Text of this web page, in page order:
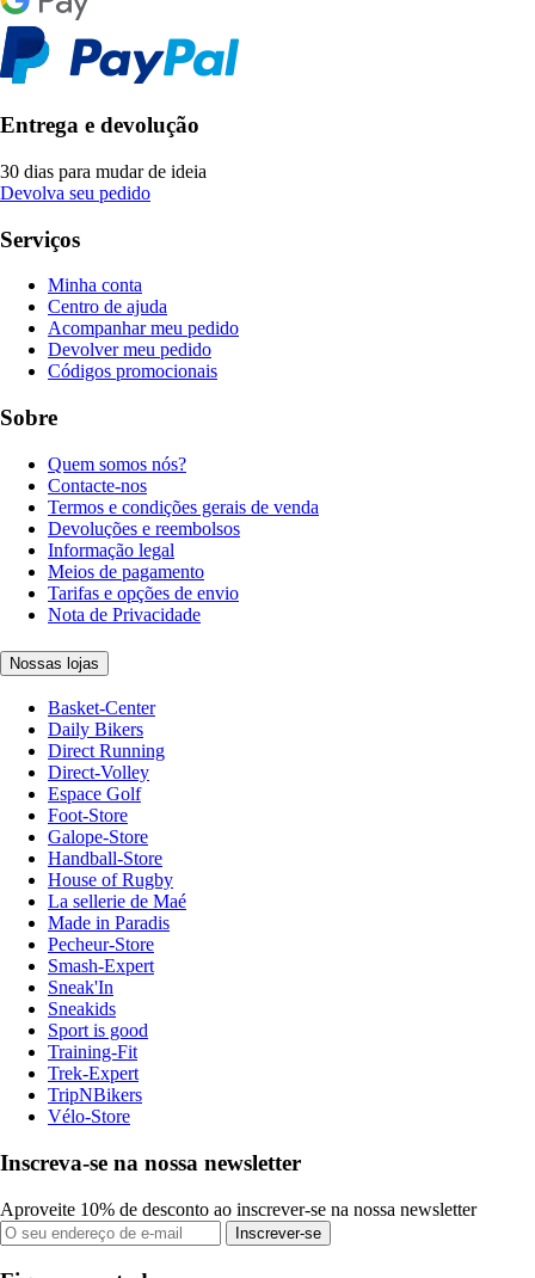
Entrega e devolução
30 dias para mudar de ideia
Devolva seu pedido
Serviços
Minha conta
Centro de ajuda
Acompanhar meu pedido
Devolver meu pedido
Códigos promocionais
Sobre
Quem somos nós?
Contacte-nos
Termos e condições gerais de venda
Devoluções e reembolsos
Informação legal
Meios de pagamento
Tarifas e opções de envio
Nota de Privacidade
Nossas lojas
Basket-Center
Daily Bikers
Direct Running
Direct-Volley
Espace Golf
Foot-Store
Galope-Store
Handball-Store
House of Rugby
La sellerie de Maé
Made in Paradis
Pecheur-Store
Smash-Expert
Sneak'In
Sneakids
Sport is good
Training-Fit
Trek-Expert
TripNBikers
Vélo-Store
Inscreva-se na nossa newsletter
Aproveite 10% de desconto ao inscrever-se na nossa newsletter
Inscrever-se